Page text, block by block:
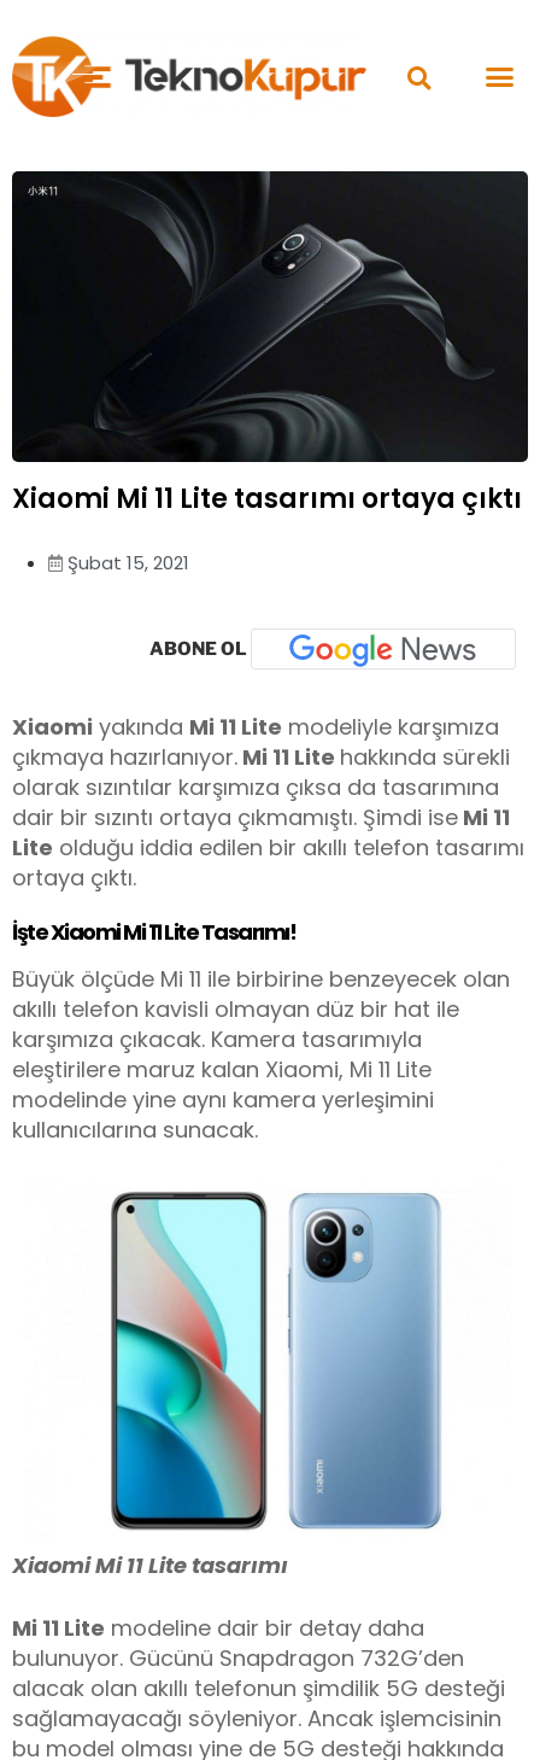
Xiaomi Mi 11 Lite tasarımı ortaya çıktı
Şubat 15, 2021
ABONE OL
Xiaomi yakında Mi 11 Lite modeliyle karşımıza
çıkmaya hazırlanıyor. Mi 11 Lite hakkında sürekli
olarak sızıntılar karşımıza çıksa da tasarımına
dair bir sızıntı ortaya çıkmamıştı. Şimdi ise Mi 11
Lite olduğu iddia edilen bir akıllı telefon tasarımı
ortaya çıktı.
İşte Xiaomi Mi 11 Lite Tasarımı!
Büyük ölçüde Mi 11 ile birbirine benzeyecek olan
akıllı telefon kavisli olmayan düz bir hat ile
karşımıza çıkacak. Kamera tasarımıyla
eleştirilere maruz kalan Xiaomi, Mi 11 Lite
modelinde yine aynı kamera yerleşimini
kullanıcılarına sunacak.
Xiaomi Mi 11 Lite tasarımı
Mi 11 Lite modeline dair bir detay daha
bulunuyor. Gücünü Snapdragon 732G’den
alacak olan akıllı telefonun şimdilik 5G desteği
sağlamayacağı söyleniyor. Ancak işlemcisinin
bu model olması yine de 5G desteği hakkında